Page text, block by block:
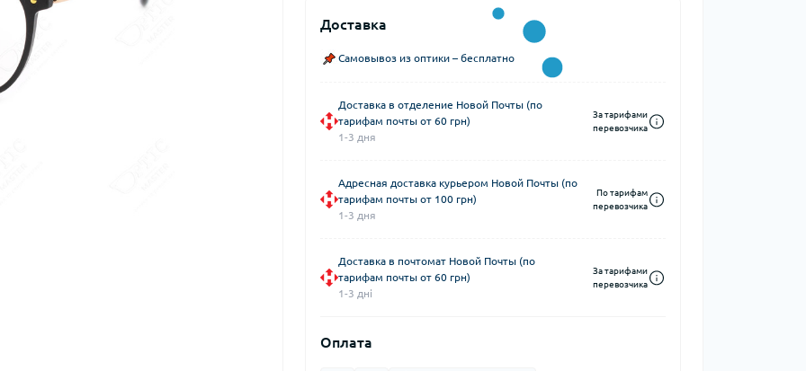
Доставка
Самовывоз из оптики – бесплатно
Доставка в отделение Новой Почты (по
тарифам почты от 60 грн)
1-3 дня
За тарифами
перевозчика
Адресная доставка курьером Новой Почты (по
тарифам почты от 100 грн)
1-3 дня
По тарифам
перевозчика
Доставка в почтомат Новой Почты (по
тарифам почты от 60 грн)
1-3 дні
За тарифами
перевозчика
Оплата